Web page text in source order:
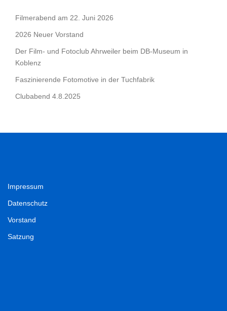
Filmerabend am 22. Juni 2026
2026 Neuer Vorstand
Der Film- und Fotoclub Ahrweiler beim DB-Museum in
Koblenz
Faszinierende Fotomotive in der Tuchfabrik
Clubabend 4.8.2025
Impressum
Datenschutz
Vorstand
Satzung